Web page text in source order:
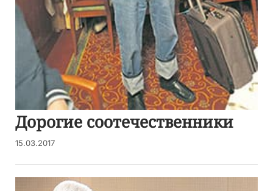
Дорогие соотечественники
15.03.2017